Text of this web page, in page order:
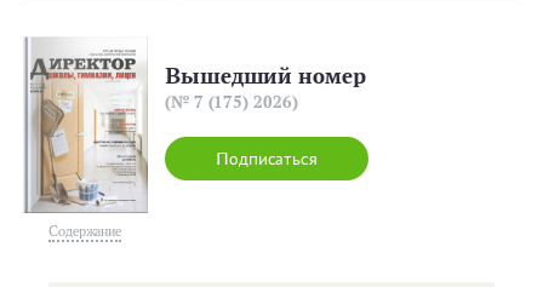
Содержание
Подписаться
Вышедший номер
(№ 7 (175) 2026)